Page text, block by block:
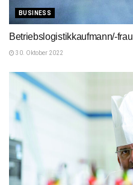
BUSINESS
Betriebslogistikkaufmann/-frau
30. Oktober 2022